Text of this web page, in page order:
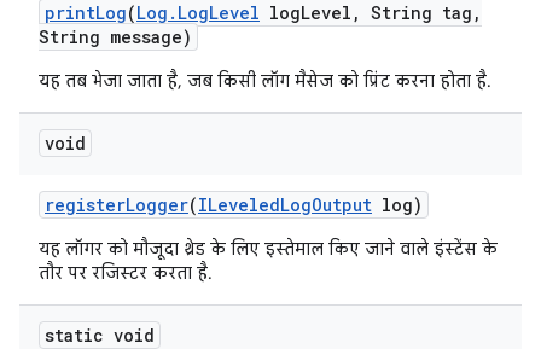
printLog(Log . LogLevel logLevel , String tag ,
String message)
यह तब भेजा जाता है, जब किसी लॉग मैसेज को प्रिंट करना होता है.
void
registerLogger(ILeveledLogOutput log)
यह लॉगर को मौजूदा थ्रेड के लिए इस्तेमाल किए जाने वाले इंस्टेंस के
तौर पर रजिस्टर करता है.
static void